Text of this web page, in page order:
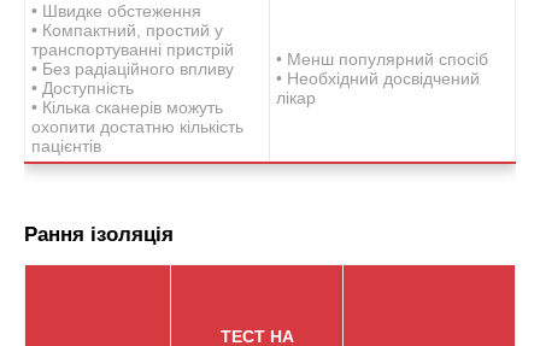
• Швидке обстеження
• Компактний, простий у
транспортуванні пристрій
• Без радіаційного впливу
• Доступність
• Кілька сканерів можуть
охопити достатню кількість
пацієнтів
• Менш популярний спосіб
• Необхідний досвідчений
лікар
Рання ізоляція
ТЕСТ НА